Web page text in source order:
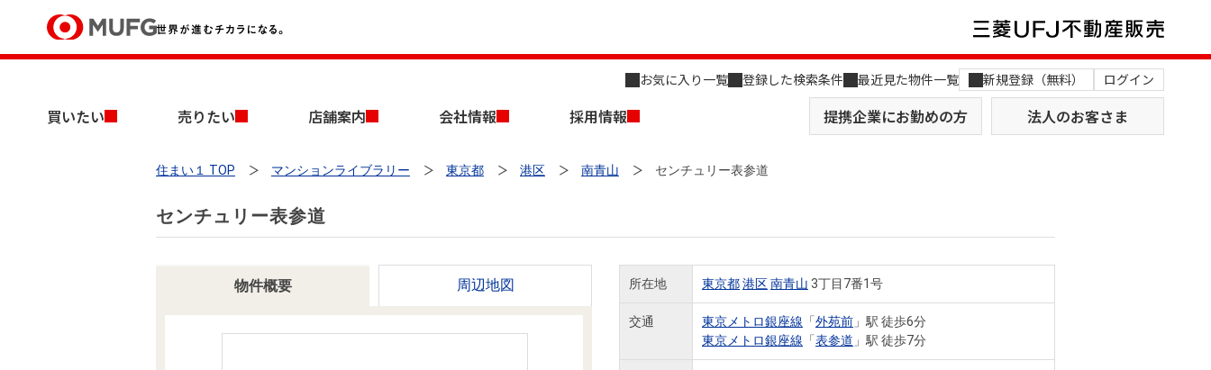
お気に入り一覧 登録した検索条件 最近見た物件一覧 新規登録（無料） ログイン
買いたい 売りたい 店舗案内 会社情報 採用情報 提携企業にお勤めの方 法人のお客さま
買いたいTOP
新築・中古一戸建てを探す 土地を探す
売りたいTOP
AI不動産査定
店舗案内TOP
店舗のご案内（名古屋） 店舗のご案内（関西）
会社情報TOP
会社概要 MUFG Way
役員一覧
採用情報TOP
キャリア採用情報
売りたい
住まい１ TOP マンションライブラリー 東京都 港区 南青山 センチュリー表参道
センチュリー表参道
物件概要 周辺地図 所在地 東京都港区南青山 3丁目7番1号
交通 東京メトロ銀座線 「外苑前 」駅 徒歩6分
東京メトロ銀座線 「表参道 」駅 徒歩7分